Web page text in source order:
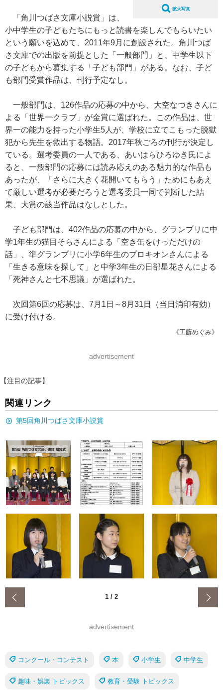
拡大写真
「角川つばさ文庫小説賞」は、
小中学生の子どもたちにもっと読書を楽しんでもらいたい
という願いを込めて、2011年9月に創設された。角川つば
さ文庫での出版を前提とした「一般部門」と、中学生以下
の子どもから募集する「子ども部門」がある。なお、子ど
も部門受賞作品は、刊行予定なし。
一般部門は、126作品の応募の中から、大空なつきさんに
よる「世界一クラブ」が金賞に選ばれた。この作品は、世
界一の能力を持った小学生5人が、学校に立てこもった脱獄
犯から先生を救出する物語。2017年秋ごろの刊行が決定し
ている。選考委員の一人である、あいはらひろゆき氏によ
ると、一般部門の応募には読み応えのある魅力的な作品も
あったが、「さらに大きく花開いてもらう」ためにもあえ
て厳しい選考が必要だろうと選考委員一同で判断した結
果、大賞の該当作品はなしとした。
子ども部門は、402作品の応募の中から、グランプリに中
学1年生の猫目そらさんによる「空き缶をけっただけの
話」、準グランプリに小学6年生のプロキオンさんによる
「生きる意味を探して」と中学3年生の日部星花さんによる
「死神さんと七不思議」が選ばれた。
次回第6回の応募は、7月1日～8月31日（当日消印有効）
に受け付ける。
《工藤めぐみ》
advertisement
【注目の記事】
関連リンク
第5回角川つばさ文庫小説賞
1 / 2
advertisement
コンクール・コンテスト 本 小学生 中学生
趣味・娯楽 トピックス 教育・受験 トピックス